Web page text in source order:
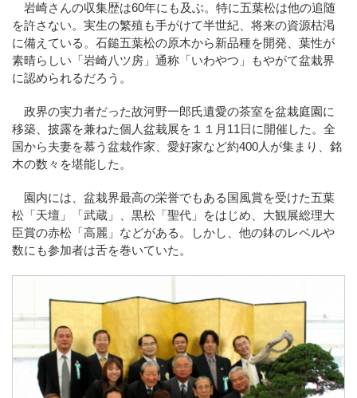
岩崎さんの収集歴は60年にも及ぶ。特に五葉松は他の追随
を許さない。実生の繁殖も手がけて半世紀、将来の資源枯渇
に備えている。石鎚五葉松の原木から新品種を開発、葉性が
素晴らしい「岩崎八ツ房」通称「いわやつ」もやがて盆栽界
に認められるだろう。
政界の実力者だった故河野一郎氏遺愛の茶室を盆栽庭園に
移築、披露を兼ねた個人盆栽展を１１月11日に開催した。全
国から夫妻を慕う盆栽作家、愛好家など約400人が集まり、銘
木の数々を堪能した。
園内には、盆栽界最高の栄誉でもある国風賞を受けた五葉
松「天壇」「武蔵」、黒松「聖代」をはじめ、大観展総理大
臣賞の赤松「高麗」などがある。しかし、他の鉢のレベルや
数にも参加者は舌を巻いていた。